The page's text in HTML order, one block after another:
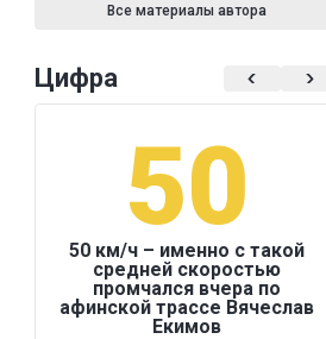
Все материалы автора
Цифра
50
50 км/ч – именно с такой
средней скоростью
промчался вчера по
афинской трассе Вячеслав
Екимов